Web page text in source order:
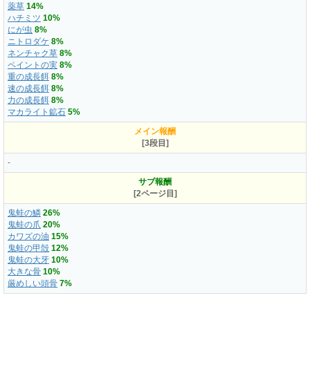
薬草 14%
ハチミツ 10%
にが虫 8%
ニトロダケ 8%
ネンチャク草 8%
ペイントの実 8%
重の成長餌 8%
速の成長餌 8%
力の成長餌 8%
マカライト鉱石 5%
メイン報酬
[3段目]
-
サブ報酬
[2ページ目]
鬼蛙の鱗 26%
鬼蛙の爪 20%
カワズの油 15%
鬼蛙の甲殻 12%
鬼蛙の大牙 10%
大きな骨 10%
厳めしい頭骨 7%